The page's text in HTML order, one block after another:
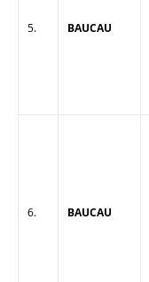
5. BAUCAU
6. BAUCAU